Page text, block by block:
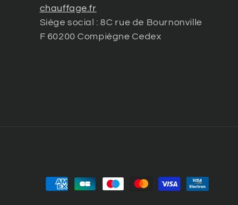
chauffage.fr
Siège social : 8C rue de Bournonville
F 60200 Compiègne Cedex
Moyens